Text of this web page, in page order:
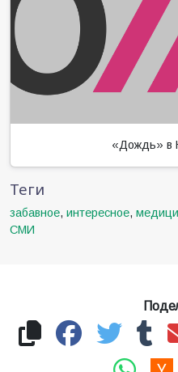
«Дождь» в
Теги
забавное, интересное,
СМИ